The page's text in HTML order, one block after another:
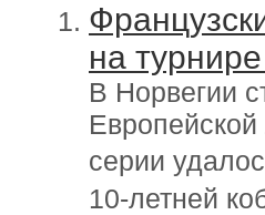
на
В Норвегии
серии
10-летней